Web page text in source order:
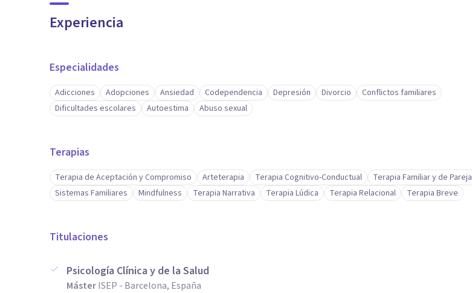
Experiencia
Especialidades
Adicciones Adopciones Ansiedad Codependencia Depresión Divorcio
Conflictos familiares
Dificultades escolares
Autoestima Abuso sexual
Terapias
Terapia de Aceptación y Compromiso Arteterapia Terapia Cognitivo-Conductual
Terapia Familiar y de Pareja
Sistemas Familiares
Mindfulness Terapia Narrativa Terapia Lúdica Terapia Relacional Terapia Breve
Titulaciones
Psicología Clínica y de la Salud
MásterISEP - Barcelona, España